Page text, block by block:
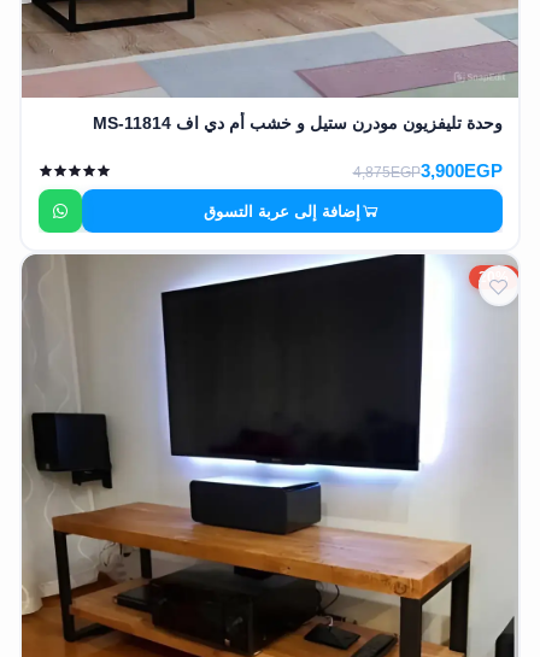
وحدة تليفزيون مودرن ستيل و خشب أم دي اف MS-11814
3,900EGP
4,875EGP
إضافة إلى عربة التسوق
20%